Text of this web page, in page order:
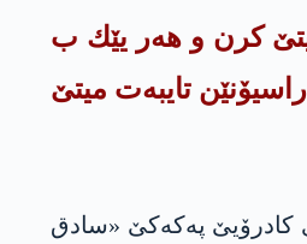
كرن و هه‌ر یێك ب
د مه‌ها یه‌ك یا 2024ێ ده‌ ژی ته‌نێ ب ئۆپه‌راسیۆنێن تایبه‌ت میتێ
«فريال سليمان خالد» ل كه‌ركووكێ ب چه‌كا بێده‌نگ كوشت، ل 4 كانوونێ ژی كادرۆیێ په‌كه‌كێ «سادق